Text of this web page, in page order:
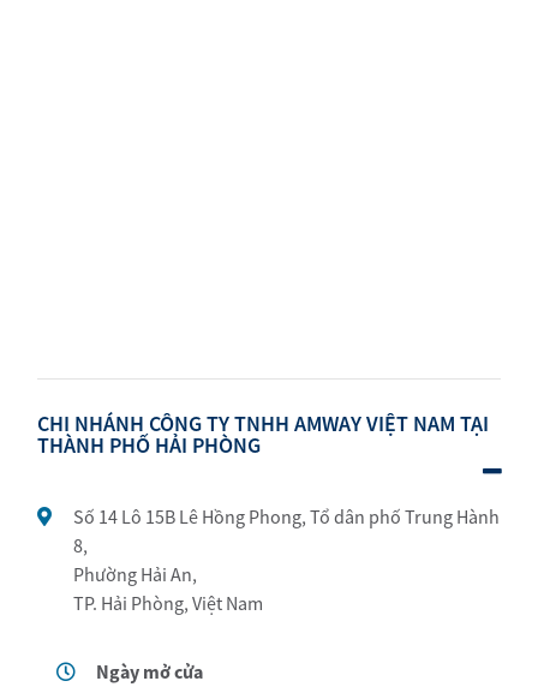
CHI NHÁNH CÔNG TY TNHH AMWAY VIỆT NAM TẠI
THÀNH PHỐ HẢI PHÒNG
Số 14 Lô 15B Lê Hồng Phong, Tổ dân phố Trung Hành
8,
Phường Hải An,
TP. Hải Phòng, Việt Nam
Ngày mở cửa